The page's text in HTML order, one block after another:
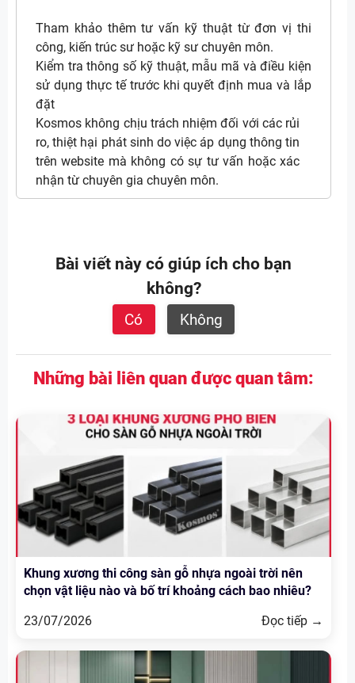
Tham khảo thêm tư vấn kỹ thuật từ đơn vị thi
công, kiến trúc sư hoặc kỹ sư chuyên môn.
Kiểm tra thông số kỹ thuật, mẫu mã và điều kiện
sử dụng thực tế trước khi quyết định mua và lắp
đặt
Kosmos không chịu trách nhiệm đối với các rủi
ro, thiệt hại phát sinh do việc áp dụng thông tin
trên website mà không có sự tư vấn hoặc xác
nhận từ chuyên gia chuyên môn.
Bài viết này có giúp ích cho bạn
không?
Có Không
Những bài liên quan được quan tâm:
Khung xương thi công sàn gỗ nhựa ngoài trời nên
chọn vật liệu nào và bố trí khoảng cách bao nhiêu?
23/07/2026
Đọc tiếp →